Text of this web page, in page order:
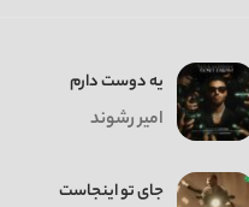
یه دوست دارم
امیر رشوند
جای تو اینجاست